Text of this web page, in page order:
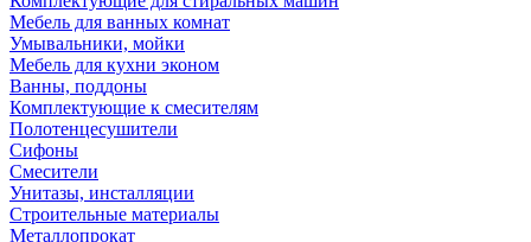
Мебель для ванных комнат
Умывальники, мойки
Мебель для кухни эконом
Ванны, поддоны
Комплектующие к смесителям
Полотенцесушители
Сифоны
Смесители
Унитазы, инсталляции
Строительные материалы
Металлопрокат